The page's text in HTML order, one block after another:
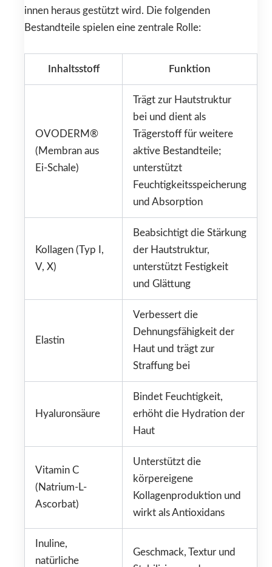
innen heraus gestützt wird. Die folgenden
Bestandteile spielen eine zentrale Rolle:
Inhaltsstoff Funktion
OVODERM®
(Membran aus
Ei-Schale)
Trägt zur Hautstruktur
bei und dient als
Trägerstoff für weitere
aktive Bestandteile;
unterstützt
Feuchtigkeitsspeicherung
und Absorption
Kollagen (Typ I,
V, X)
Beabsichtigt die Stärkung
der Hautstruktur,
unterstützt Festigkeit
und Glättung
Elastin
Verbessert die
Dehnungsfähigkeit der
Haut und trägt zur
Straffung bei
Hyaluronsäure
Bindet Feuchtigkeit,
erhöht die Hydration der
Haut
Vitamin C
(Natrium-L-
Ascorbat)
Unterstützt die
körpereigene
Kollagenproduktion und
wirkt als Antioxidans
Inuline,
natürliche
Geschmack, Textur und